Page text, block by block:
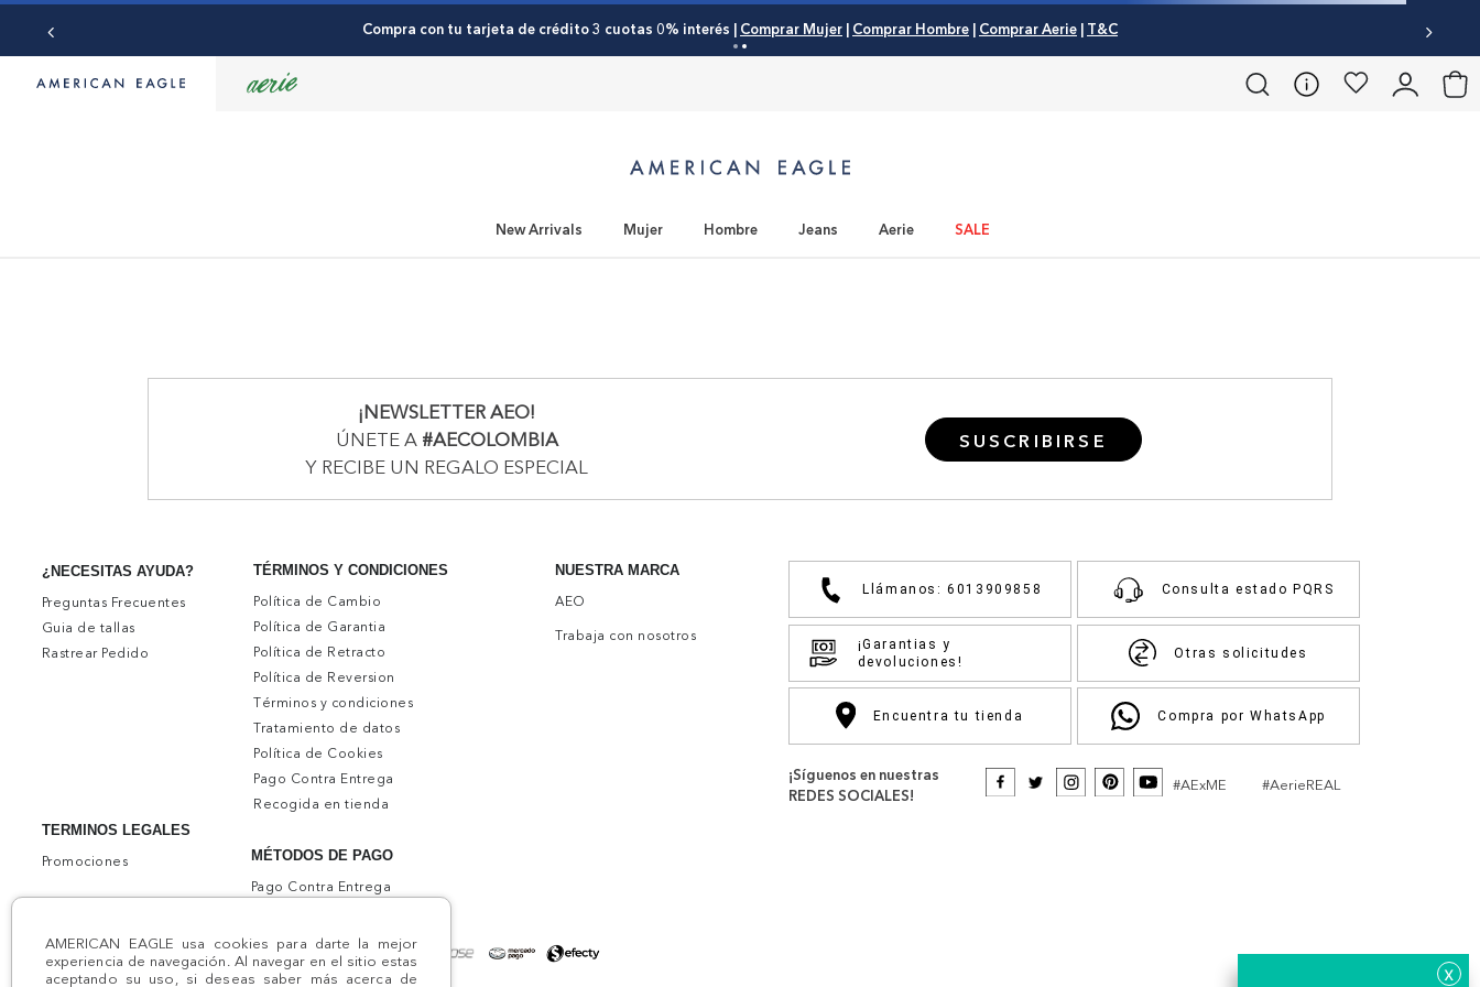
AMERICAN EAGLE usa cookies para darte la mejor
experiencia de navegación. Al navegar en el sitio estas
aceptando su uso, si deseas saber más acerca de
Compra con tu tarjeta de crédito 3 cuotas 0% interés | Comprar Mujer | Comprar Hombre | Comprar Aerie | T&C
New Arrivals Mujer Hombre Jeans Aerie SALE
x
¡NEWSLETTER AEO!
ÚNETE A #AECOLOMBIA
Y RECIBE UN REGALO ESPECIAL
SUSCRIBIRSE
¿NECESITAS AYUDA?
Preguntas Frecuentes
Guia de tallas
Rastrear Pedido
TERMINOS LEGALES
Promociones
TÉRMINOS Y CONDICIONES
Política de Cambio
Política de Garantia
Política de Retracto
Política de Reversion
Términos y condiciones
Tratamiento de datos
Política de Cookies
Pago Contra Entrega
Recogida en tienda
NUESTRA MARCA
AEO
Trabaja con nosotros
MÉTODOS DE PAGO
Pago Contra Entrega
Llámanos: 6013909858 Consulta estado PQRS
¡Garantias y
devoluciones!
Otras solicitudes
Encuentra tu tienda Compra por WhatsApp
¡Síguenos en nuestras
REDES SOCIALES!
#AExME #AerieREAL